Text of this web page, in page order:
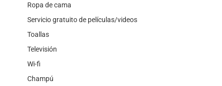
Ropa de cama
Servicio gratuito de películas/videos
Toallas
Televisión
Wi-fi
Champú